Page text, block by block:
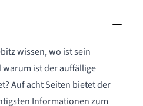
wissen, wo ist sein
warum ist der auffällige
Auf acht Seiten bietet der
Informationen zum